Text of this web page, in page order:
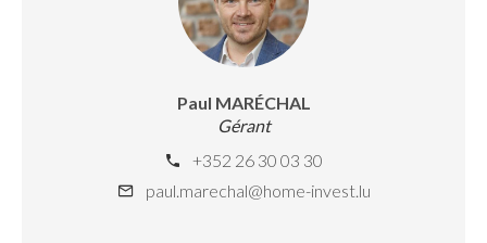
Paul MARÉCHAL
Gérant
+352 26 30 03 30
paul.marechal@home-invest.lu